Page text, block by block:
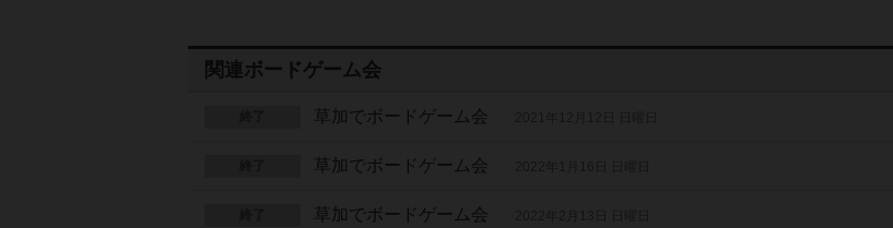
関連ボードゲーム会
草加でボードゲーム会
草加でボードゲーム会
草加でボードゲーム会